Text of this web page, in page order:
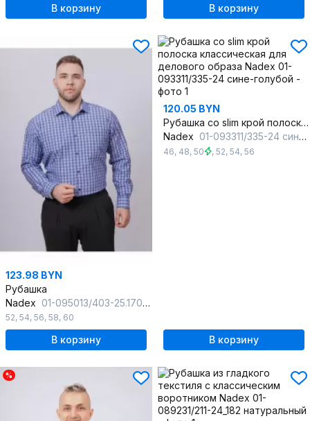
В корзину В корзину
123.98 BYN
Рубашка
Nadex 01-095013/403-25.170-176 темно-синий-белый
52, 54, 56, 58, 60
В корзину
120.05 BYN
Рубашка со slim крой полоска классическая для делового образа
Nadex 01-093311/335-24 сине-голубой
46, 48, 50 , 52, 54, 56
В корзину
%